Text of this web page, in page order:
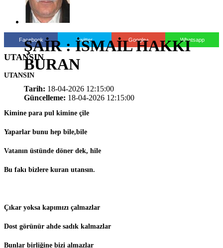
ŞAİR : İSMAİL HAKKI
BURAN
Tarih: 18-04-2026 12:15:00
Güncelleme: 18-04-2026 12:15:00
Facebook Twitter Google+ Whatsapp
UTANSIN
UTANSIN
Kimine para pul kimine çile
Yaparlar bunu hep bile,bile
Vatanın üstünde döner dek, hile
Bu fakı bizlere kuran utansın.
Çıkar yoksa kapımızı çalmazlar
Dost görünür ahde sadık kalmazlar
Bunlar birliğine bizi almazlar